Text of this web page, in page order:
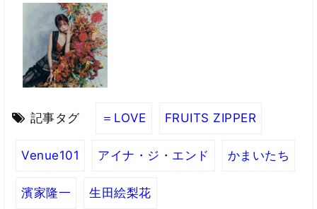
記事タグ ＝LOVE FRUITS ZIPPER
Venue101 アイナ・ジ・エンド かまいたち
濱家隆一 生田絵梨花